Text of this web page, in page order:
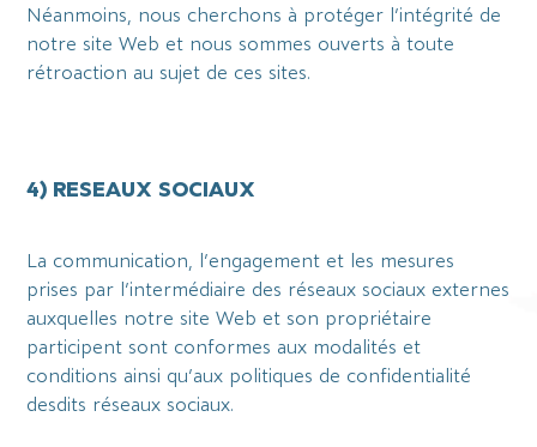
Néanmoins, nous cherchons à protéger l’intégrité de
notre site Web et nous sommes ouverts à toute
rétroaction au sujet de ces sites.
4) RESEAUX SOCIAUX
La communication, l’engagement et les mesures
prises par l’intermédiaire des réseaux sociaux externes
auxquelles notre site Web et son propriétaire
participent sont conformes aux modalités et
conditions ainsi qu’aux politiques de confidentialité
desdits réseaux sociaux.